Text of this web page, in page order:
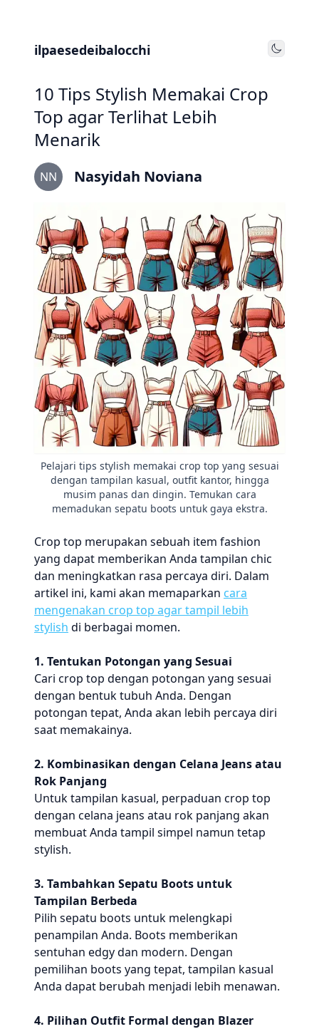
ilpaesedeibalocchi Toggle
10 Tips Stylish Memakai Crop
Top agar Terlihat Lebih
Menarik
NN Nasyidah Noviana
Pelajari tips stylish memakai crop top yang sesuai
dengan tampilan kasual, outfit kantor, hingga
musim panas dan dingin. Temukan cara
memadukan sepatu boots untuk gaya ekstra.
Crop top merupakan sebuah item fashion
yang dapat memberikan Anda tampilan chic
dan meningkatkan rasa percaya diri. Dalam
artikel ini, kami akan memaparkan cara
mengenakan crop top agar tampil lebih
stylish di berbagai momen.
1. Tentukan Potongan yang Sesuai
Cari crop top dengan potongan yang sesuai
dengan bentuk tubuh Anda. Dengan
potongan tepat, Anda akan lebih percaya diri
saat memakainya.
2. Kombinasikan dengan Celana Jeans atau
Rok Panjang
Untuk tampilan kasual, perpaduan crop top
dengan celana jeans atau rok panjang akan
membuat Anda tampil simpel namun tetap
stylish.
3. Tambahkan Sepatu Boots untuk
Tampilan Berbeda
Pilih sepatu boots untuk melengkapi
penampilan Anda. Boots memberikan
sentuhan edgy dan modern. Dengan
pemilihan boots yang tepat, tampilan kasual
Anda dapat berubah menjadi lebih menawan.
4. Pilihan Outfit Formal dengan Blazer